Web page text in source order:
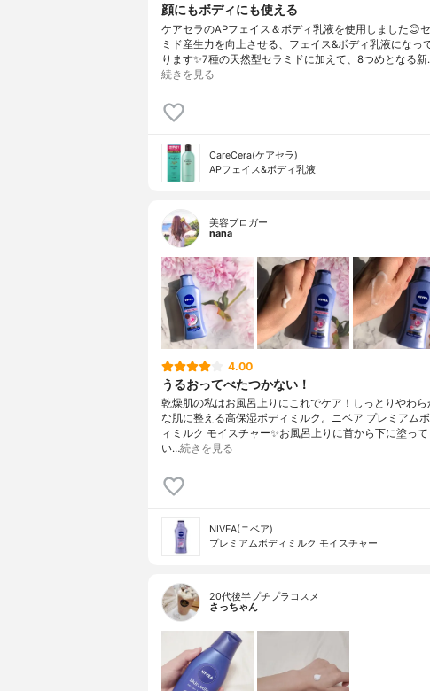
顔にもボディにも使える
ケアセラのAPフェイス＆ボディ乳液を使用しました😊
ミド産生力を向上させる、フェイス&ボディ乳液になっ
ります✨7種の天然型セラミドに加えて、8つめとなる
続きを見る
CareCera(ケアセラ)
APフェイス&ボディ乳液
美容ブロガー
nana
4.00
うるおってべたつかない！
乾燥肌の私はお風呂上りにこれでケア！しっとりやわら
な肌に整える高保湿ボディミルク。ニベア プレミアム
ィミルク モイスチャー✨お風呂上りに首から下に塗って
い…続きを見る
NIVEA(ニベア)
プレミアムボディミルク モイスチャー
20代後半プチプラコスメ
さっちゃん